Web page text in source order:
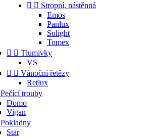
  Stropní, nástěnná
Emos
Panlux
Solight
Tomex
  Tlumivky
VS
  Vánoční řetězy
Retlux
Pečící trouby
Domo
Vigan
Pokladny
Star